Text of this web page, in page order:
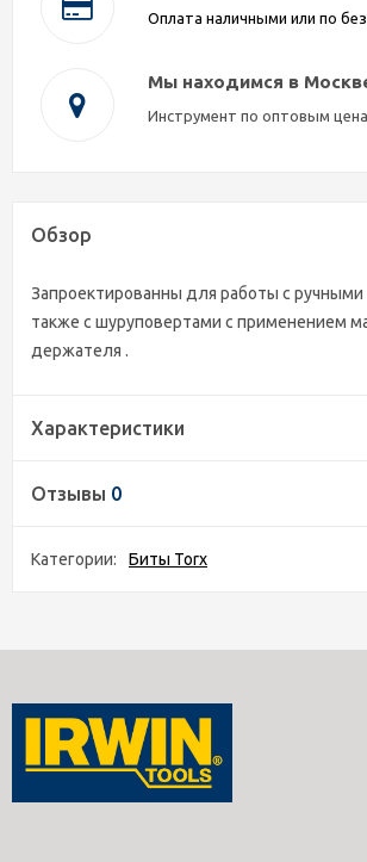
Оплата наличными или по
Мы находимся в
Инструмент по оптовым
Обзор
Запроектированны для работы с ручными
также с шуруповертами с применением
держателя .
Характеристики
Отзывы 0
Категории: Биты Torx